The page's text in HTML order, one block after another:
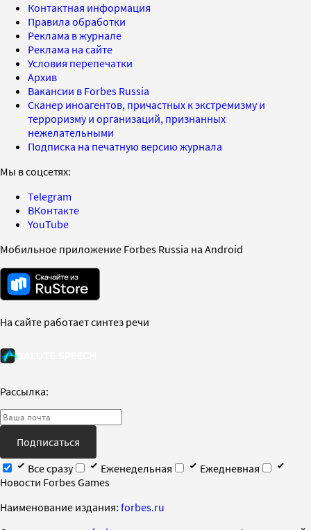
Контактная информация
Правила обработки
Реклама в журнале
Реклама на сайте
Условия перепечатки
Архив
Вакансии в Forbes Russia
Сканер иноагентов, причастных к экстремизму и
терроризму и организаций, признанных
нежелательными
Подписка на печатную версию журнала
Мы в соцсетях:
Telegram
ВКонтакте
YouTube
Мобильное приложение Forbes Russia на Android
На сайте работает синтез речи
Рассылка:
Подписаться
Все сразу
Еженедельная
Ежедневная
Новости Forbes Games
Наименование издания: forbes.ru